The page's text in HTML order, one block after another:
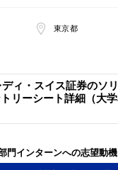
東京都
ィ・スイス証券のソ
リーシート詳細（大
門インターンへの志望動機